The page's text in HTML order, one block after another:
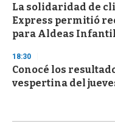
La solidaridad de
Express permitió
para Aldeas
18:30
Conocé los
vespertina del